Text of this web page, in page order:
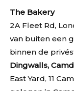
The Bakery
2A Fleet Rd,
van buiten een
binnen de
Dingwalls,
East Yard, 11